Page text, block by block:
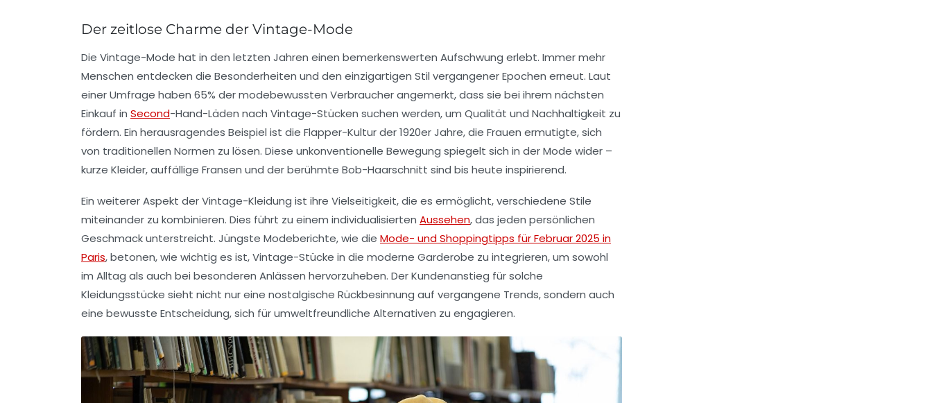
Der zeitlose Charme der Vintage-Mode
Die Vintage-Mode hat in den letzten Jahren einen bemerkenswerten Aufschwung erlebt. Immer mehr
Menschen entdecken die Besonderheiten und den einzigartigen Stil vergangener Epochen erneut. Laut
einer Umfrage haben 65% der modebewussten Verbraucher angemerkt, dass sie bei ihrem nächsten
Einkauf in Second-Hand-Läden nach Vintage-Stücken suchen werden, um Qualität und Nachhaltigkeit zu
fördern. Ein herausragendes Beispiel ist die Flapper-Kultur der 1920er Jahre, die Frauen ermutigte, sich
von traditionellen Normen zu lösen. Diese unkonventionelle Bewegung spiegelt sich in der Mode wider –
kurze Kleider, auffällige Fransen und der berühmte Bob-Haarschnitt sind bis heute inspirierend.
Ein weiterer Aspekt derVintage-Kleidung ist ihre Vielseitigkeit, die es ermöglicht, verschiedene Stile
miteinander zu kombinieren. Dies führt zu einem individualisierten Aussehen, das jeden persönlichen
Geschmack unterstreicht. Jüngste Modeberichte, wie die Mode- und Shoppingtipps für Februar 2025 in
Paris, betonen, wie wichtig es ist, Vintage-Stücke in die moderne Garderobe zu integrieren, um sowohl
im Alltag als auch bei besonderen Anlässen hervorzuheben. Der Kundenanstieg für solche
Kleidungsstücke sieht nicht nur eine nostalgische Rückbesinnung auf vergangene Trends, sondern auch
eine bewusste Entscheidung, sich für umweltfreundliche Alternativen zu engagieren.